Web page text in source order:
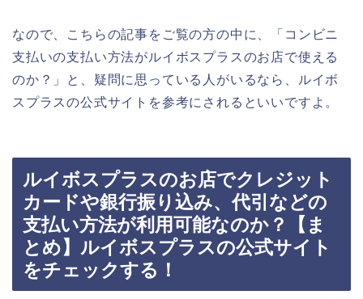
なので、こちらの記事をご覧の方の中に、「コンビニ
支払いの支払い方法がルイボスプラスのお店で使える
のか？」と、疑問に思っている人がいるなら、ルイボ
スプラスの公式サイトを参考にされるといいですよ。
ルイボスプラスのお店でクレジット
カードや銀行振り込み、代引などの
支払い方法が利用可能なのか？【ま
とめ】ルイボスプラスの公式サイト
をチェックする！